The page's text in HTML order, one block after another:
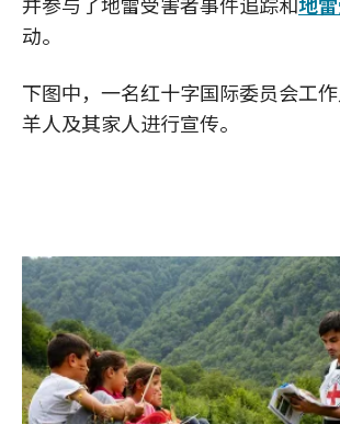
动。
下图中，一名红十字国际委员会工
羊人及其家人进行宣传。